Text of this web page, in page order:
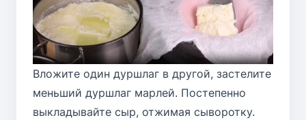
Вложите один дуршлаг в другой, застелите
меньший дуршлаг марлей. Постепенно
выкладывайте сыр, отжимая сыворотку.